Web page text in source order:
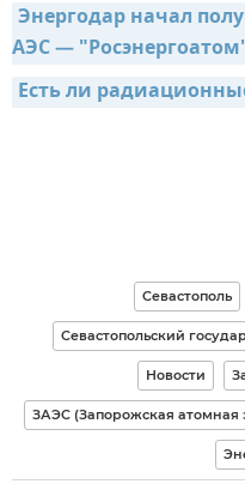
Энергодар начал
АЭС —
Есть ли
Севастополь
Севастопольский
Новости
ЗАЭС (Запорожская атомная